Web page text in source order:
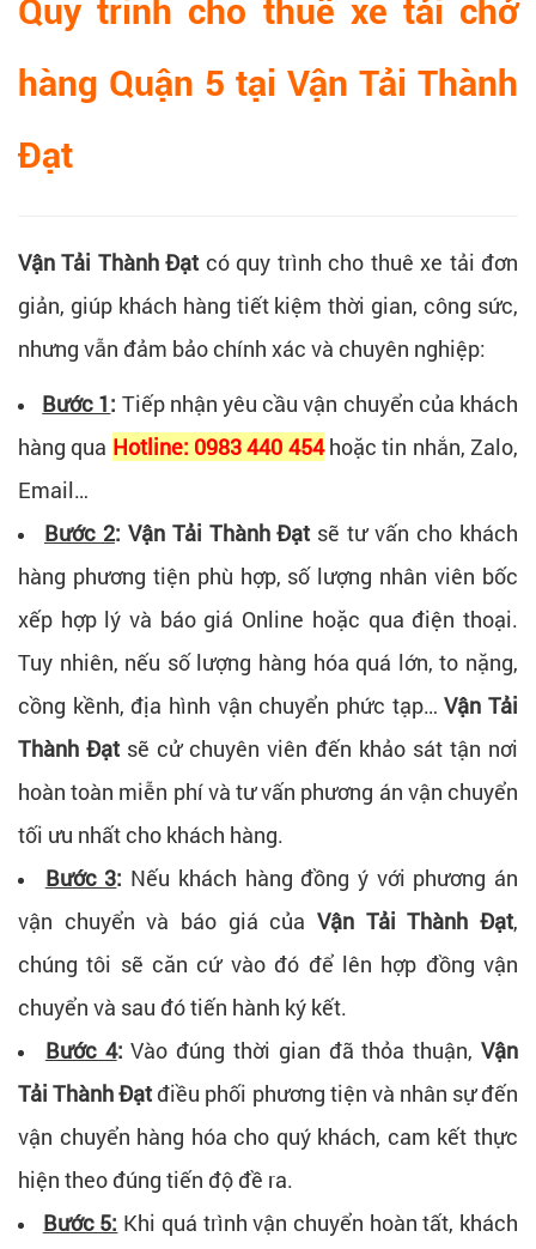
Quy trình cho thuê xe tải chở
hàng Quận 5 tại Vận Tải Thành
Đạt
Vận Tải Thành Đạt có quy trình cho thuê xe tải đơn
giản, giúp khách hàng tiết kiệm thời gian, công sức,
nhưng vẫn đảm bảo chính xác và chuyên nghiệp:
Bước 1: Tiếp nhận yêu cầu vận chuyển của khách
hàng qua Hotline: 0983 440 454hoặc tin nhắn, Zalo,
Email…
Bước 2: Vận Tải Thành Đạt sẽ tư vấn cho khách
hàng phương tiện phù hợp, số lượng nhân viên bốc
xếp hợp lý và báo giá Online hoặc qua điện thoại.
Tuy nhiên, nếu số lượng hàng hóa quá lớn, to nặng,
cồng kềnh, địa hình vận chuyển phức tạp…Vận Tải
Thành Đạt sẽ cử chuyên viên đến khảo sát tận nơi
hoàn toàn miễn phí và tư vấn phương án vận chuyển
tối ưu nhất cho khách hàng.
Bước 3: Nếu khách hàng đồng ý với phương án
vận chuyển và báo giá của Vận Tải Thành Đạt,
chúng tôi sẽ căn cứ vào đó để lên hợp đồng vận
chuyển và sau đó tiến hành ký kết.
Bước 4: Vào đúng thời gian đã thỏa thuận,Vận
Tải Thành Đạt điều phối phương tiện và nhân sự đến
vận chuyển hàng hóa cho quý khách, cam kết thực
hiện theo đúng tiến độ đề ra.
Bước 5: Khi quá trình vận chuyển hoàn tất, khách